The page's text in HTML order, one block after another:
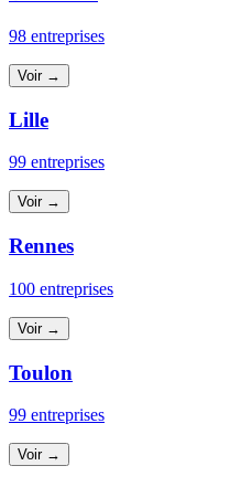
98 entreprises
Voir →
Lille
99 entreprises
Voir →
Rennes
100 entreprises
Voir →
Toulon
99 entreprises
Voir →